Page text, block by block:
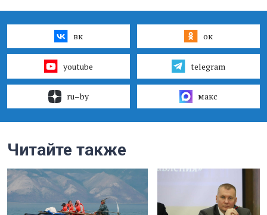
вк ок
youtube telegram
ru–by макс
Читайте также